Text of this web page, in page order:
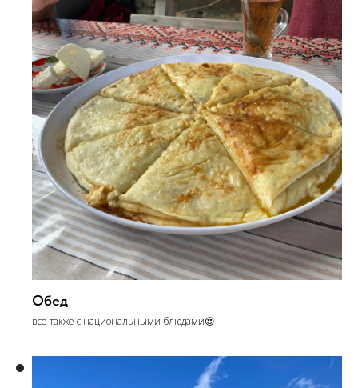
Обед
все также с национальными блюдами😍